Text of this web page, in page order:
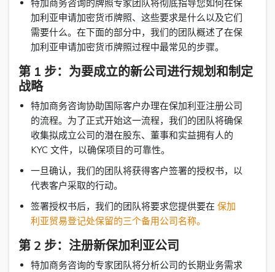
特加商务咨询的牌照专家团队将彻底指导您如何在保
加利亚申请加密货币牌照、这些要求是什么以及它们
需要什么。在下面的部分中，我们的团队概述了在保
加利亚申请加密货币牌照过程中最常见的步骤。
第 1 步：为要成立的新公司进行规划和制定
战略
特加商务咨询协助国际客户办理在保加利亚注册公司
的流程。为了正式开始这一流程，我们的团队将确保
收集拟成立公司的潜在股东、董事和实益拥有人的
KYC 文件，以确保项目的可靠性。
一旦确认，我们的团队将获得客户签署的授权书，以
代表客户采取的行动。
签署授权书后，我们的团队将要求您提供要在 保加
利亚贸易登记处保留的三个备用公司名称。
第 2 步：注册新保加利亚公司
特加商务咨询的专家团队将分析公司的长期业务需求